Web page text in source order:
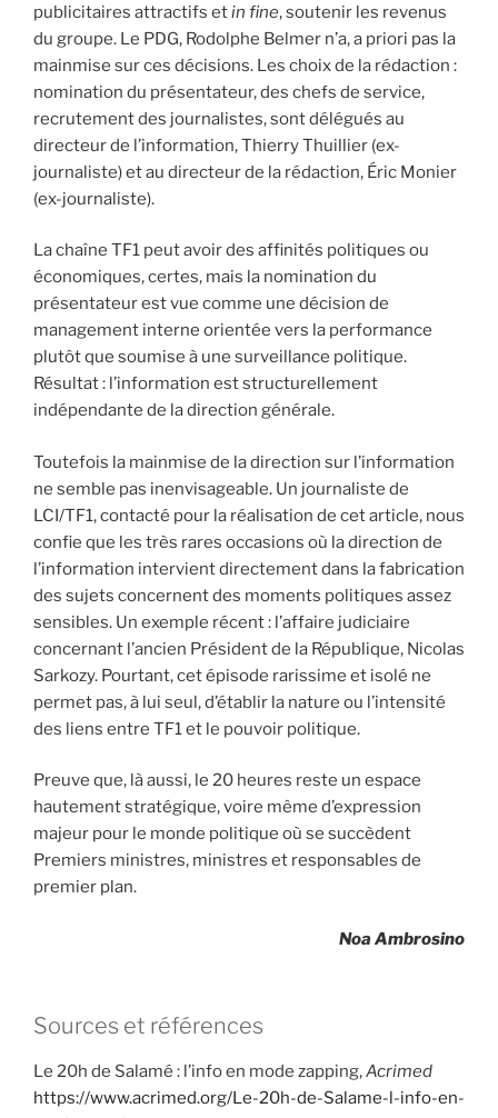
publicitaires attractifs etin fine, soutenir les revenus
du groupe. Le PDG, Rodolphe Belmer n’a, a priori pas la
mainmise sur ces décisions. Les choix de la rédaction :
nomination du présentateur, des chefs de service,
recrutement des journalistes, sont délégués au
directeur de l’information, Thierry Thuillier (ex-
journaliste) et au directeur de la rédaction, Éric Monier
(ex-journaliste).
La chaîne TF1 peut avoir des affinités politiques ou
économiques, certes, mais la nomination du
présentateur est vue comme une décision de
management interne orientée vers la performance
plutôt que soumise à une surveillance politique.
Résultat : l’information est structurellement
indépendante de la direction générale.
Toutefois la mainmise de la direction sur l’information
ne semble pas inenvisageable. Un journaliste de
LCI/TF1, contacté pour la réalisation de cet article, nous
confie que les très rares occasions où la direction de
l’information intervient directement dans la fabrication
des sujets concernent des moments politiques assez
sensibles. Un exemple récent : l’affaire judiciaire
concernant l’ancien Président de la République, Nicolas
Sarkozy. Pourtant, cet épisode rarissime et isolé ne
permet pas, à lui seul, d’établir la nature ou l’intensité
des liens entre TF1 et le pouvoir politique.
Preuve que, là aussi, le 20 heures reste un espace
hautement stratégique, voire même d’expression
majeur pour le monde politique où se succèdent
Premiers ministres, ministres et responsables de
premier plan.
Noa Ambrosino
Sources et références
Le 20h de Salamé : l’info en mode zapping,Acrimed
https://www.acrimed.org/Le-20h-de-Salame-l-info-en-